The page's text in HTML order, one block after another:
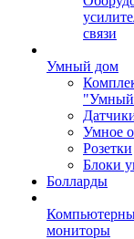
связи
Умный дом
Умное
Розетки
Блоки
Болларды
мониторы